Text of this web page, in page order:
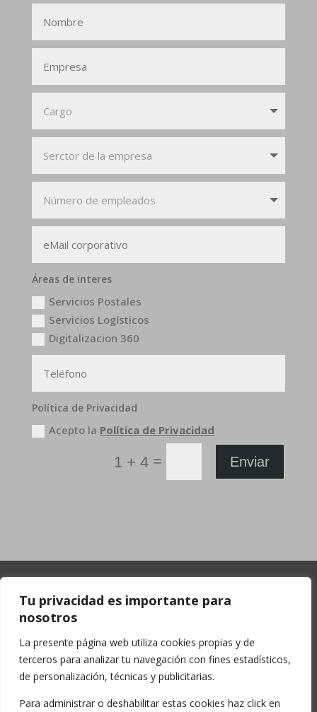
Tu privacidad es importante para
nosotros
La presente página web utiliza cookies propias y de
terceros para analizar tu navegación con fines estadísticos,
de personalización, técnicas y publicitarias.
Para administrar o deshabilitar estas cookies haz click en
Áreas de interes
Servicios Postales
Servicios Logísticos
Digitalizacion 360
Política de Privacidad
Acepto la Política de Privacidad
1 + 4 = Enviar